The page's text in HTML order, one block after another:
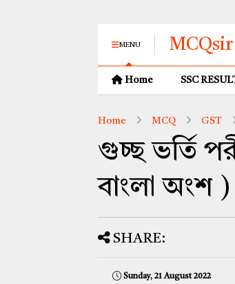
MENU MCQsir
Home SSC
Home MCQ GST
গুচ্ছ ভর্তি
বাংলা অংশ )
SHARE:
Sunday, 21 August 2022